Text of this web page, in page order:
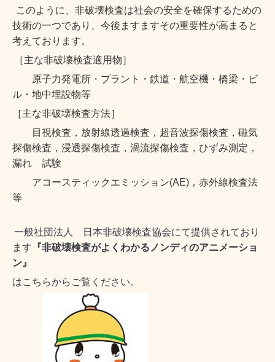
このように、非破壊検査は社会の安全を確保するための
技術の一つであり、今後ますますその重要性が高まると
考えております。
［主な非破壊検査適用物］
原子力発電所・プラント・鉄道・航空機・橋梁・ビ
ル・地中埋設物等
［主な非破壊検査方法］
目視検査，放射線透過検査，超音波探傷検査，磁気
探傷検査，浸透探傷検査，渦流探傷検査，ひずみ測定，
漏れ 試験
アコースティックエミッション(AE)，赤外線検査法
等
一般社団法人 日本非破壊検査協会にて提供されており
ます 『非破壊検査がよくわかるノンディのアニメーショ
ン』
はこちらからご覧ください。